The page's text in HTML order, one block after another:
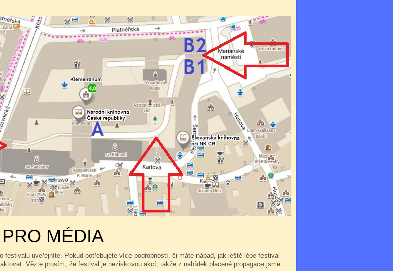
MÉDIA
festivalu uveřejníte. Pokud potřebujete více podrobností, či máte nápad, jak ještě lépe festival
Vězte prosím, že festival je neziskovou akcí, takže z nabídek placené propagace jsme